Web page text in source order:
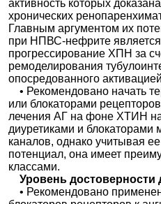
активность которых
хронических
Главным аргументом их
при НПВС-нефрите является
прогрессирование ХПН за
ремоделирования
опосредованного
• Рекомендовано начать
или блокаторами
лечения АГ на фоне ХТИН
диуретиками и
каналов, однако учитывая
потенциал, она имеет
классами.
Уровень достоверности
• Рекомендовано